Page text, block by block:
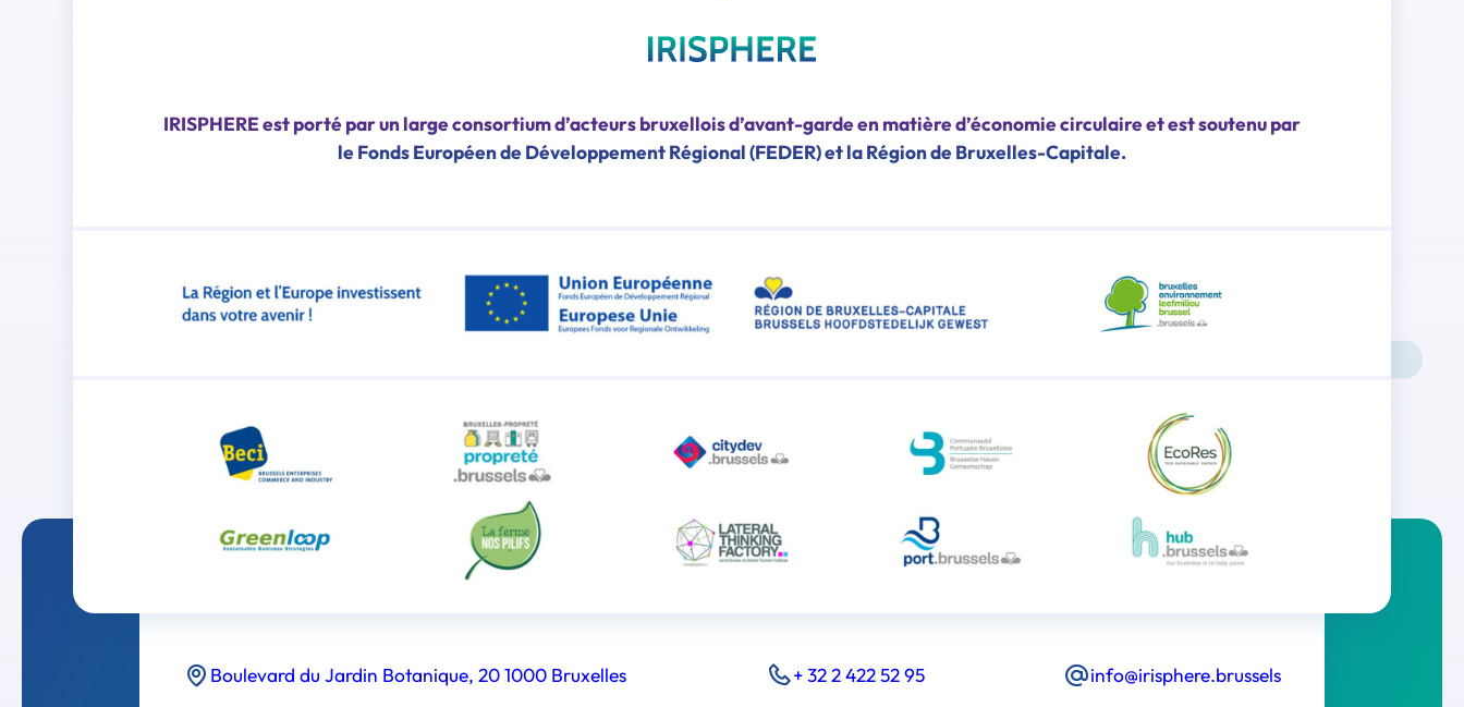
IRISPHERE est porté par un large consortium d’acteurs bruxellois d’avant-garde en matière d’économie circulaire et est soutenu par
le Fonds Européen de Développement Régional (FEDER) et la Région de Bruxelles-Capitale.
Boulevard du Jardin Botanique, 20 1000 Bruxelles + 32 2 422 52 95 info@irisphere.brussels